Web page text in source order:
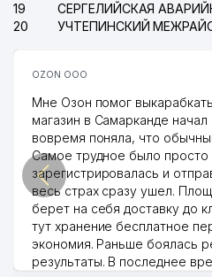
19
20
OZON ООО
Мне Озон помог
магазин в Самарканде начал
вовремя поняла, что
Самое трудное было просто
зарегистрировалась и
весь страх сразу ушел.
берет на себя доставку до
тут хранение бесплатное
экономия. Раньше боялась
результаты. В последнее